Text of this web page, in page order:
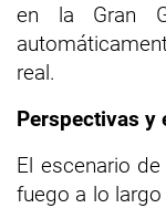
en la Gran
real.
Perspectivas y
El escenario
fuego a lo